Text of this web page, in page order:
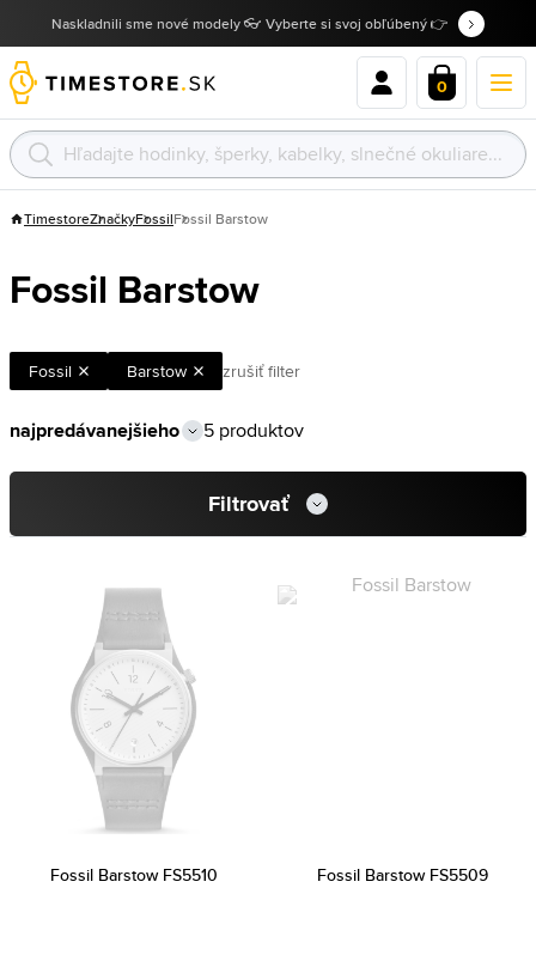
Naskladnili sme nové modely 👓 Vyberte si svoj obľúbený 👉
0
TimestoreZnačkyFossilFossil Barstow
Fossil Barstow
Fossil Barstow zrušiť filter
5 produktov
Filtrovať
Fossil Barstow FS5510 Fossil Barstow FS5509